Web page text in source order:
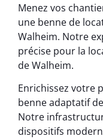
Menez vos
une benne de
Walheim. Notre
précise pour la
de Walheim.
Enrichissez votre
benne adaptatif
Notre
dispositifs